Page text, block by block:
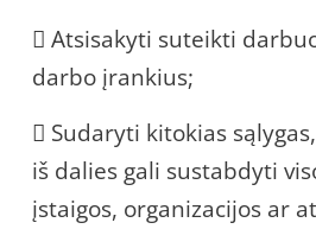
 Atsisakyti suteikti
darbo įrankius;
 Sudaryti kitokias
iš dalies gali sustabdyti
įstaigos, organizacijos ar